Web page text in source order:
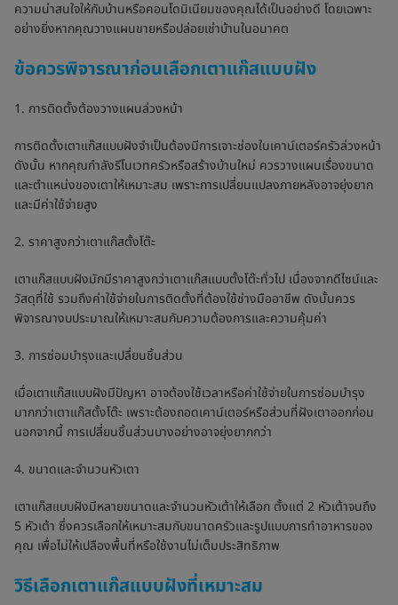
ความน่าสนใจให้กับบ้านหรือคอนโดมิเนียมของคุณได้เป็นอย่างดี โดยเฉพาะ
อย่างยิ่งหากคุณวางแผนขายหรือปล่อยเช่าบ้านในอนาคต
ข้อควรพิจารณาก่อนเลือกเตาแก๊สแบบฝัง
1. การติดตั้งต้องวางแผนล่วงหน้า
การติดตั้งเตาแก๊สแบบฝังจำเป็นต้องมีการเจาะช่องในเคาน์เตอร์ครัวล่วงหน้า
ดังนั้น หากคุณกำลังรีโนเวทครัวหรือสร้างบ้านใหม่ ควรวางแผนเรื่องขนาด
และตำแหน่งของเตาให้เหมาะสม เพราะการเปลี่ยนแปลงภายหลังอาจยุ่งยาก
และมีค่าใช้จ่ายสูง
2. ราคาสูงกว่าเตาแก๊สตั้งโต๊ะ
เตาแก๊สแบบฝังมักมีราคาสูงกว่าเตาแก๊สแบบตั้งโต๊ะทั่วไป เนื่องจากดีไซน์และ
วัสดุที่ใช้ รวมถึงค่าใช้จ่ายในการติดตั้งที่ต้องใช้ช่างมืออาชีพ ดังนั้นควร
พิจารณางบประมาณให้เหมาะสมกับความต้องการและความคุ้มค่า
3. การซ่อมบำรุงและเปลี่ยนชิ้นส่วน
เมื่อเตาแก๊สแบบฝังมีปัญหา อาจต้องใช้เวลาหรือค่าใช้จ่ายในการซ่อมบำรุง
มากกว่าเตาแก๊สตั้งโต๊ะ เพราะต้องถอดเคาน์เตอร์หรือส่วนที่ฝังเตาออกก่อน
นอกจากนี้ การเปลี่ยนชิ้นส่วนบางอย่างอาจยุ่งยากกว่า
4. ขนาดและจำนวนหัวเตา
เตาแก๊สแบบฝังมีหลายขนาดและจำนวนหัวเต้าให้เลือก ตั้งแต่ 2 หัวเต้าจนถึง
5 หัวเต้า ซึ่งควรเลือกให้เหมาะสมกับขนาดครัวและรูปแบบการทำอาหารของ
คุณ เพื่อไม่ให้เปลืองพื้นที่หรือใช้งานไม่เต็มประสิทธิภาพ
วิธีเลือกเตาแก๊สแบบฝังที่เหมาะสม